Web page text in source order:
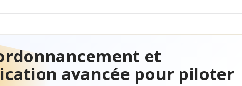
et
avancée pour piloter